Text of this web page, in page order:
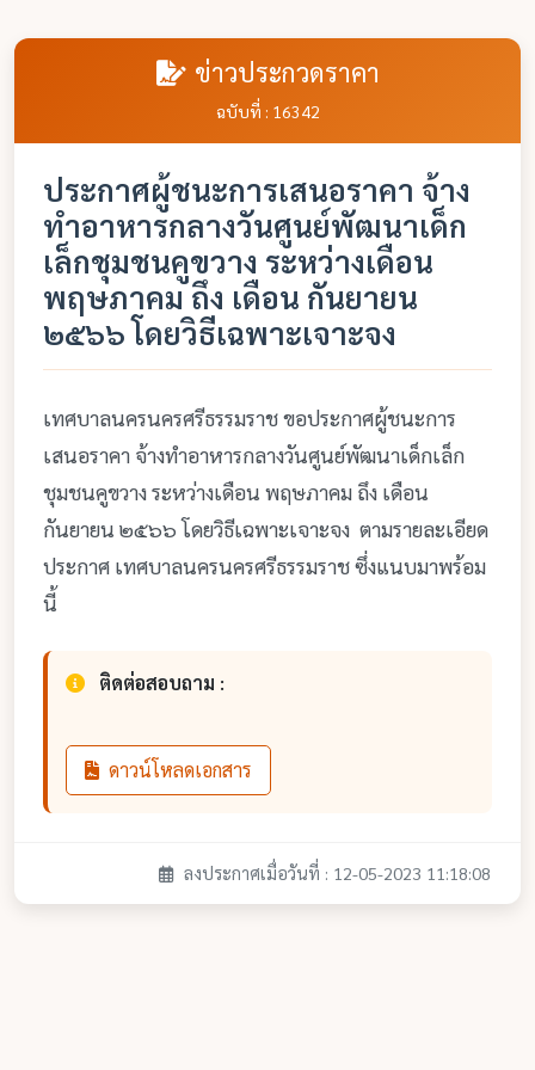
ข่าวประกวดราคา
ฉบับที่ : 16342
ประกาศผู้ชนะการเสนอราคา จ้าง
ทำอาหารกลางวันศูนย์พัฒนาเด็ก
เล็กชุมชนคูขวาง ระหว่างเดือน
พฤษภาคม ถึง เดือน กันยายน
๒๕๖๖ โดยวิธีเฉพาะเจาะจง
เทศบาลนครนครศรีธรรมราช ขอประกาศผู้ชนะการ
เสนอราคา จ้างทำอาหารกลางวันศูนย์พัฒนาเด็กเล็ก
ชุมชนคูขวาง ระหว่างเดือน พฤษภาคม ถึง เดือน
กันยายน ๒๕๖๖ โดยวิธีเฉพาะเจาะจง ตามรายละเอียด
ประกาศ เทศบาลนครนครศรีธรรมราช ซึ่งแนบมาพร้อม
นี้
ติดต่อสอบถาม :
ดาวน์โหลดเอกสาร
ลงประกาศเมื่อวันที่ : 12-05-2023 11:18:08